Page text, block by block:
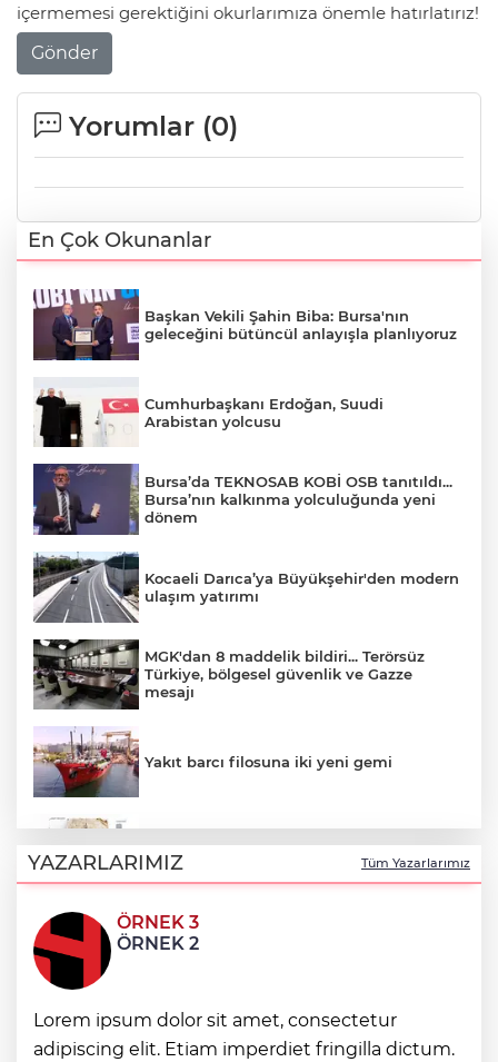
içermemesi gerektiğini okurlarımıza önemle hatırlatırız!
Gönder
Yorumlar (0)
En Çok Okunanlar
Başkan Vekili Şahin Biba: Bursa'nın
geleceğini bütüncül anlayışla planlıyoruz
Cumhurbaşkanı Erdoğan, Suudi
Arabistan yolcusu
Bursa’da TEKNOSAB KOBİ OSB tanıtıldı...
Bursa’nın kalkınma yolculuğunda yeni
dönem
Kocaeli Darıca’ya Büyükşehir'den modern
ulaşım yatırımı
MGK'dan 8 maddelik bildiri... Terörsüz
Türkiye, bölgesel güvenlik ve Gazze
mesajı
Yakıt barcı filosuna iki yeni gemi
tek platformda
Türkiye ile Vietnam arasında 'hava'da
yeni dönem... Sefer kapasitesi artırıldı
Görevden uzaklaştırılan Utku Caner
Çaykara hakkında tahliye kararı
YAZARLARIMIZ Tüm Yazarlarımız
ÖRNEK 3
ÖRNEK 2
Lorem ipsum dolor sit amet, consectetur
adipiscing elit. Etiam imperdiet fringilla dictum.